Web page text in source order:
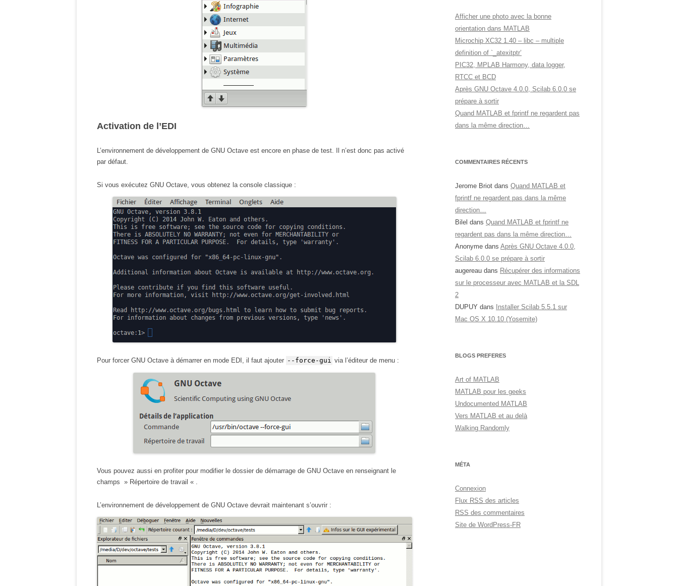
Activation de l’EDI
L’environnement de développement de GNU Octave est encore en phase de test. Il n’est donc pas activé
par défaut.
Si vous exécutez GNU Octave, vous obtenez la console classique :
Pour forcer GNU Octave à démarrer en mode EDI, il faut ajouter --force-gui via l’éditeur de menu :
Vous pouvez aussi en profiter pour modifier le dossier de démarrage de GNU Octave en renseignant le
champs » Répertoire de travail « .
L’environnement de développement de GNU Octave devrait maintenant s’ouvrir :
Afficher une photo avec la bonne
orientation dans MATLAB
Microchip XC32 1.40 – libc – multiple
definition of `_atexitptr’
PIC32, MPLAB Harmony, data logger,
RTCC et BCD
Après GNU Octave 4.0.0, Scilab 6.0.0 se
prépare à sortir
Quand MATLAB et fprintf ne regardent pas
dans la même direction…
COMMENTAIRES RÉCENTS
Jerome Briot dans Quand MATLAB et
fprintf ne regardent pas dans la même
direction…
Bilel dans Quand MATLAB et fprintf ne
regardent pas dans la même direction…
Anonyme dans Après GNU Octave 4.0.0,
Scilab 6.0.0 se prépare à sortir
augereau dans Récupérer des informations
sur le processeur avec MATLAB et la SDL
2
DUPUY dans
Installer Scilab 5.5.1 sur
Mac OS X 10.10 (Yosemite)
BLOGS PREFERES
Art of MATLAB
MATLAB pour les geeks
Undocumented MATLAB
Vers MATLAB et au delà
Walking Randomly
MÉTA
Connexion
Flux RSS des articles
RSS des commentaires
Site de WordPress-FR